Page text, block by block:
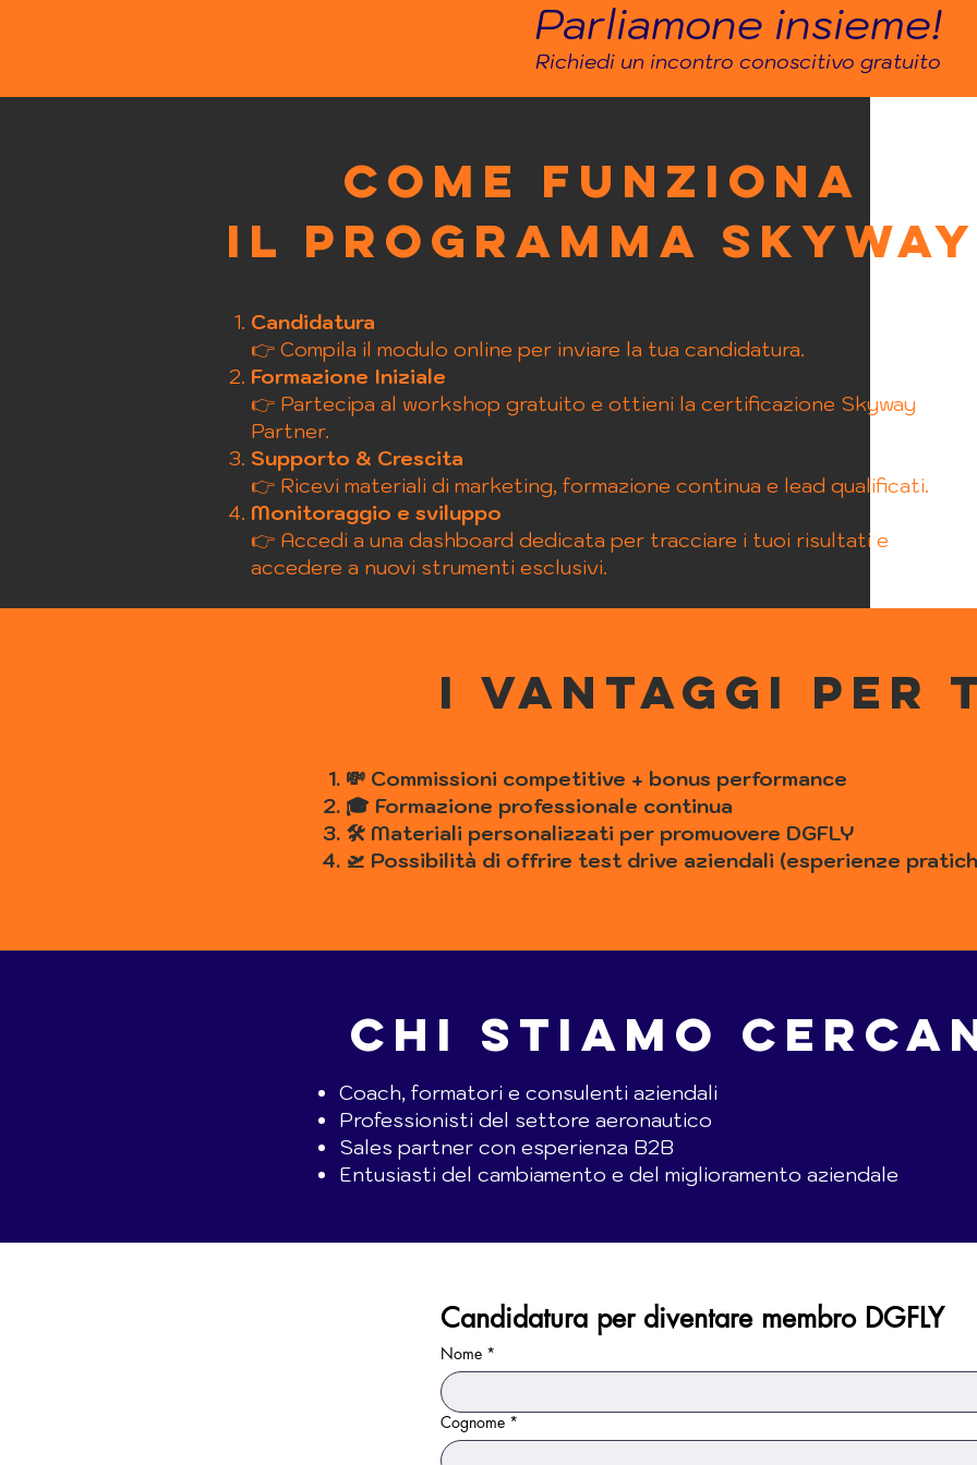
Parliamone insieme!
Richiedi un incontro conoscitivo gratuito
Come funziona
il programma Skyway
Candidatura
👉 Compila il modulo online per inviare la tua candidatura.
Formazione Iniziale
👉 Partecipa al workshop gratuito e ottieni la certificazione Skyway
Partner.
Supporto & Crescita
👉 Ricevi materiali di marketing, formazione continua e lead qualificati.
Monitoraggio e sviluppo
👉 Accedi a una dashboard dedicata per tracciare i tuoi risultati e
accedere a nuovi strumenti esclusivi.
​I vantaggi per
​💸 Commissioni competitive + bonus performance
🎓 Formazione professionale continua
🛠️ Materiali personalizzati per promuovere DGFLY
🛫 Possibilità di offrire test drive aziendali (esperienze
CHI STIAMO
Coach, formatori e consulenti aziendali
Professionisti del settore aeronautico
Sales partner con esperienza B2B
Entusiasti del cambiamento e del miglioramento aziendale
Candidatura per diventare membro DGFLY
Nome *
Cognome *